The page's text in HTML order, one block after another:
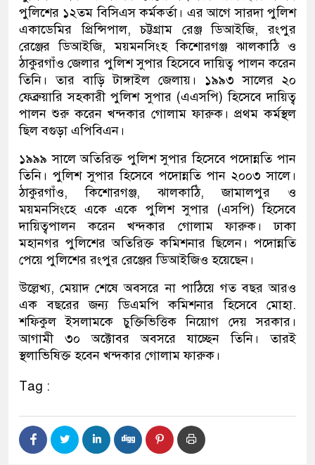
পুলিশের ১২তম বিসিএস কর্মকর্তা। এর আগে সারদা পুলিশ
একাডেমির প্রিন্সিপাল, চট্টগ্রাম রেঞ্জ ডিআইজি, রংপুর
রেঞ্জের ডিআইজি, ময়মনসিংহ কিশোরগঞ্জ ঝালকাঠি ও
ঠাকুরগাঁও জেলার পুলিশ সুপার হিসেবে দায়িত্ব পালন করেন
তিনি। তার বাড়ি টাঙ্গাইল জেলায়। ১৯৯৩ সালের ২০
ফেব্রুয়ারি সহকারী পুলিশ সুপার (এএসপি) হিসেবে দায়িত্ব
পালন শুরু করেন খন্দকার গোলাম ফারুক। প্রথম কর্মস্থল
ছিল বগুড়া এপিবিএন।
১৯৯৯ সালে অতিরিক্ত পুলিশ সুপার হিসেবে পদোন্নতি পান
তিনি। পুলিশ সুপার হিসেবে পদোন্নতি পান ২০০৩ সালে।
ঠাকুরগাঁও, কিশোরগঞ্জ, ঝালকাঠি, জামালপুর ও
ময়মনসিংহে একে একে পুলিশ সুপার (এসপি) হিসেবে
দায়িত্বপালন করেন খন্দকার গোলাম ফারুক। ঢাকা
মহানগর পুলিশের অতিরিক্ত কমিশনার ছিলেন। পদোন্নতি
পেয়ে পুলিশের রংপুর রেঞ্জের ডিআইজিও হয়েছেন।
উল্লেখ্য, মেয়াদ শেষে অবসরে না পাঠিয়ে গত বছর আরও
এক বছরের জন্য ডিএমপি কমিশনার হিসেবে মোহা.
শফিকুল ইসলামকে চুক্তিভিত্তিক নিয়োগ দেয় সরকার।
আগামী ৩০ অক্টোবর অবসরে যাচ্ছেন তিনি। তারই
স্থলাভিষিক্ত হবেন খন্দকার গোলাম ফারুক।
Tag :